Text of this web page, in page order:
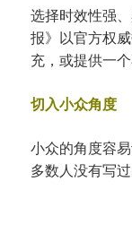
选择时效性强
报》以官方权
充，或提供一
切入小众角度
小众的角度容
多数人没有写